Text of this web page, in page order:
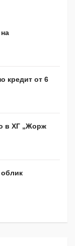
кредит от 6
в ХГ „Жорж
облик